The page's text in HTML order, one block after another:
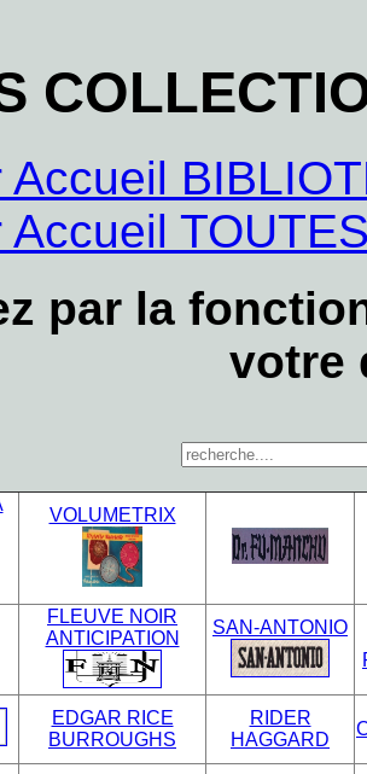
Accueil
Accueil
par la
votre
VOLUMETRIX
FLEUVE NOIR
ANTICIPATION
SAN-ANTONIO
EDGAR RICE
BURROUGHS
RIDER
HAGGARD